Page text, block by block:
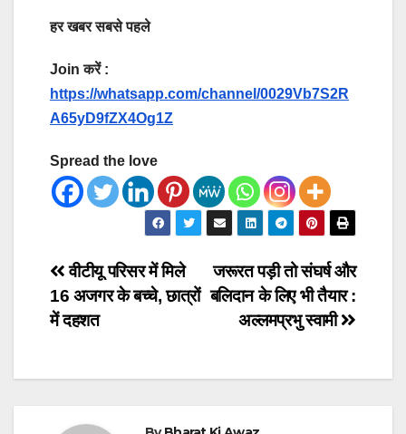
हर खबर सबसे पहले
Join करें :
https://whatsapp.com/channel/0029Vb7S2R
A65yD9fZX4Og1Z
Spread the love
Post
navigation
जरूरत पड़ी तो संघर्ष और
बलिदान के लिए भी तैयार :
अल्लमप्रभु स्वामी
वीटीयू परिसर में मिले
16 अजगर के बच्चे, छात्रों
में दहशत